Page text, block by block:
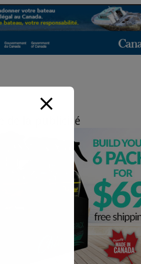
de la publicité